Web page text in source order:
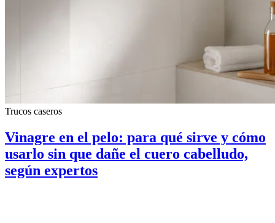
Trucos caseros
Vinagre en el pelo: para qué sirve y cómo
usarlo sin que dañe el cuero cabelludo,
según expertos